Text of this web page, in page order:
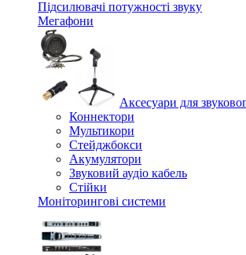
Підсилювачі потужності звуку
Мегафони
Аксесуари для
Коннектори
Мультикори
Стейджбокси
Акумулятори
Звуковий аудіо кабель
Стійки
Моніторингові системи